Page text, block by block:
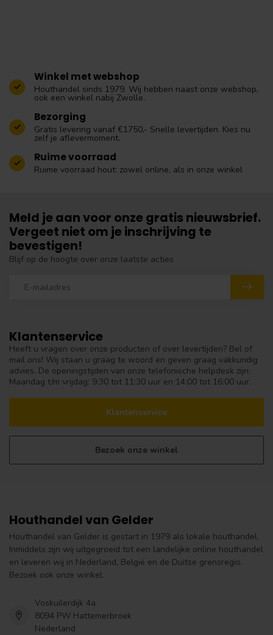
Winkel met webshop
Houthandel sinds 1979. Wij hebben naast onze webshop,
ook een winkel nabij Zwolle.
Bezorging
Gratis levering vanaf €1750,- Snelle levertijden. Kies nu
zelf je aflevermoment.
Ruime voorraad
Ruime voorraad hout: zowel online, als in onze winkel
Klantenservice
Heeft u vragen over onze producten of over levertijden? Bel of
mail ons! Wij staan u graag te woord en geven graag vakkundig
advies. De openingstijden van onze telefonische helpdesk zijn:
Maandag t/m vrijdag: 9:30 tot 11:30 uur en 14:00 tot 16:00 uur.
Klantenservice
Bezoek onze winkel
Meld je aan voor onze gratis nieuwsbrief.
Vergeet niet om je inschrijving te
bevestigen!
Blijf op de hoogte over onze laatste acties
Houthandel van Gelder
Houthandel van Gelder is gestart in 1979 als lokale houthandel.
Inmiddels zijn wij uitgegroeid tot een landelijke online houthandel
en leveren wij in Nederland, België en de Duitse grensregio.
Bezoek ook onze winkel.
Voskuilerdijk 4a
8094 PW Hattemerbroek
Nederland